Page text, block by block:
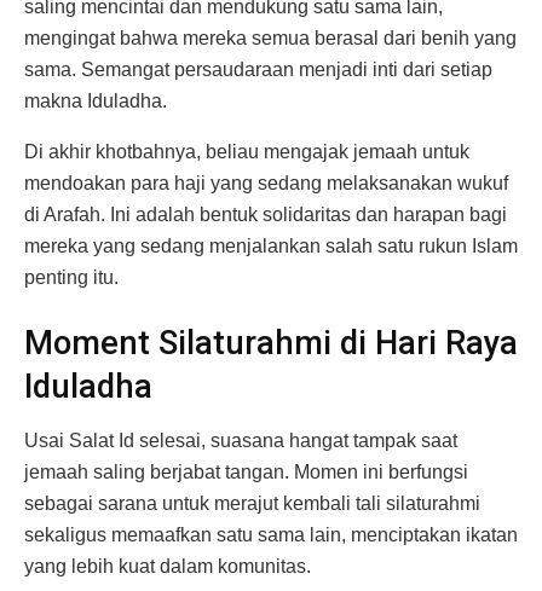
saling mencintai dan mendukung satu sama lain,
mengingat bahwa mereka semua berasal dari benih yang
sama. Semangat persaudaraan menjadi inti dari setiap
makna Iduladha.
Di akhir khotbahnya, beliau mengajak jemaah untuk
mendoakan para haji yang sedang melaksanakan wukuf
di Arafah. Ini adalah bentuk solidaritas dan harapan bagi
mereka yang sedang menjalankan salah satu rukun Islam
penting itu.
Moment Silaturahmi di Hari Raya
Iduladha
Usai Salat Id selesai, suasana hangat tampak saat
jemaah saling berjabat tangan. Momen ini berfungsi
sebagai sarana untuk merajut kembali tali silaturahmi
sekaligus memaafkan satu sama lain, menciptakan ikatan
yang lebih kuat dalam komunitas.